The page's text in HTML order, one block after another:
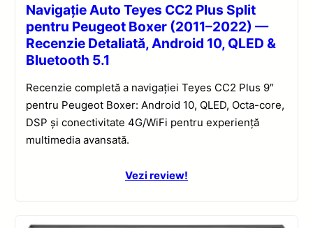
Navigație Auto Teyes CC2 Plus Split
pentru Peugeot Boxer (2011–2022) —
Recenzie Detaliată, Android 10, QLED &
Bluetooth 5.1
Recenzie completă a navigației Teyes CC2 Plus 9″
pentru Peugeot Boxer: Android 10, QLED, Octa-core,
DSP și conectivitate 4G/WiFi pentru experiență
multimedia avansată.
Vezi review!